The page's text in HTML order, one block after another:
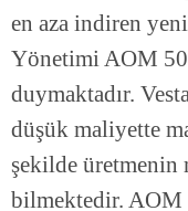
en aza indiren
Yönetimi AOM
duymaktadır.
düşük maliyette
şekilde
bilmektedir. AOM